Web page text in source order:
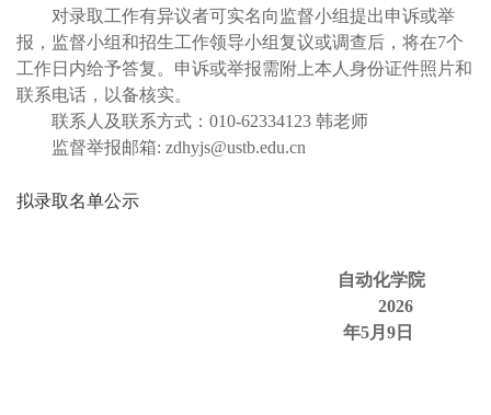
对录取工作有异议者可实名向监督小组提出申诉或举
报，监督小组和招生工作领导小组复议或调查后，将在7个
工作日内给予答复。申诉或举报需附上本人身份证件照片和
联系电话，以备核实。
联系人及联系方式：010-62334123 韩老师
监督举报邮箱: zdhyjs@ustb.edu.cn
拟录取名单公示
自动化学院
2026
年5月9日